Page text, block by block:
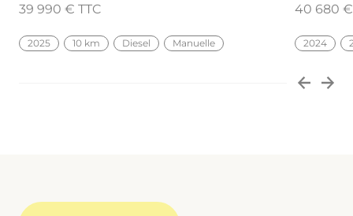
39 990 € TTC
2025 10 km Diesel Manuelle
40 680
2024